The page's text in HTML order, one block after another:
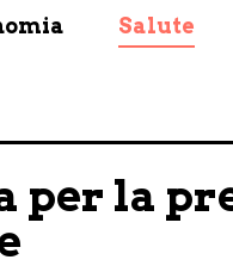
Salute
per la